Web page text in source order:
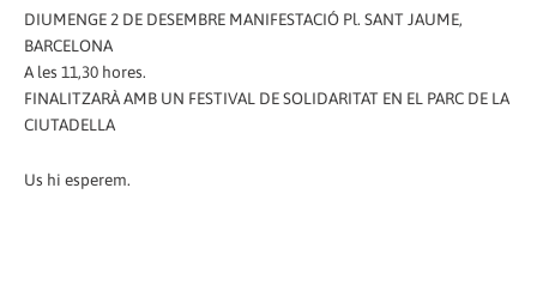
DIUMENGE 2 DE DESEMBRE MANIFESTACIÓ Pl. SANT JAUME,
BARCELONA
A les 11,30 hores.
FINALITZARÀ AMB UN FESTIVAL DE SOLIDARITAT EN EL PARC DE LA
CIUTADELLA
Us hi esperem.